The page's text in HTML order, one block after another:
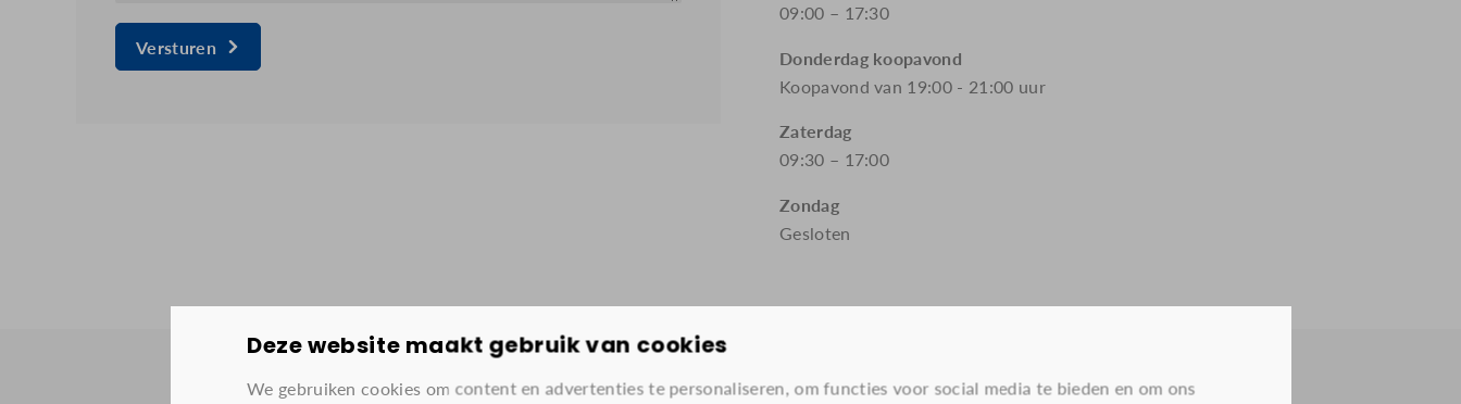
Deze website maakt gebruik van cookies
We gebruiken cookies om content en advertenties te personaliseren, om functies voor social media te bieden en om ons
Versturen
09:00 – 17:30
Donderdag koopavond
Koopavond van 19:00 - 21:00 uur
Zaterdag
09:30 – 17:00
Zondag
Gesloten